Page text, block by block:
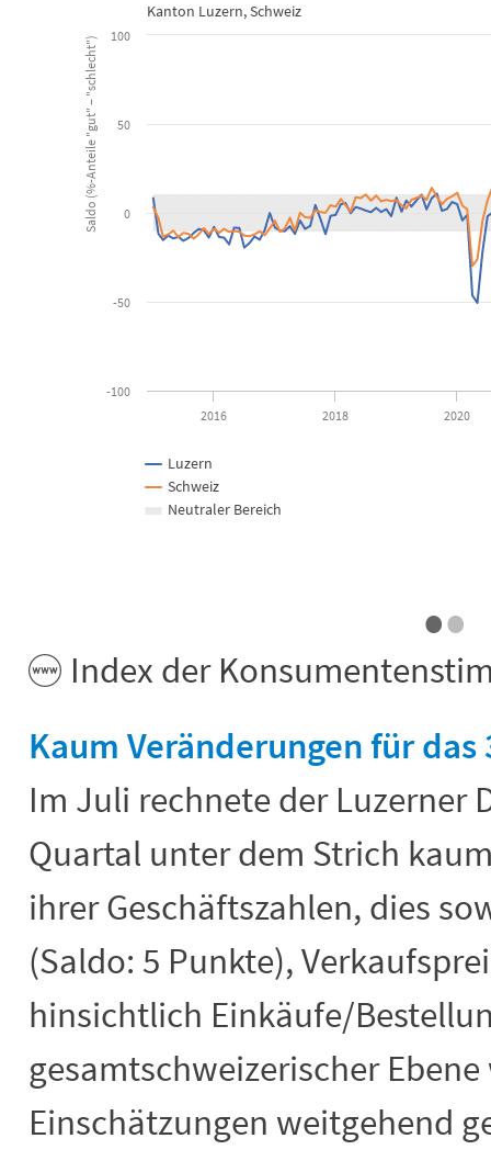
Detailhandel: Geschäftslage,
Combination chart with 3 data series.
Kanton Luzern, Schweiz
View as data table, Detailhandel: Geschäftslage, Beurteilung
The chart has 1 X axis displaying Time. Data ranges from
The chart has 1 Y axis displaying Saldo (%-Anteile "gut" –
Saldo (%-Anteile "gut" – "schlecht")
Kanton Luzern, Schweiz
Luzern
Schweiz
Neutraler Bereich
2016 2018 2020
-100
-50
0
50
100
••
Index der
Kaum Veränderungen für
Im Juli rechnete der Luzerner
Quartal unter dem Strich
ihrer Geschäftszahlen, dies
(Saldo: 5 Punkte),
hinsichtlich Einkäufe/
gesamtschweizerischer
Einschätzungen weitgehend